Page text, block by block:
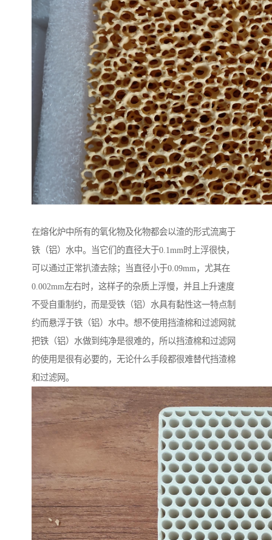
在熔化炉中所有的氧化物及化物都会以渣的形式流离于
铁（铝）水中。当它们的直径大于0.1mm时上浮很快，
可以通过正常扒渣去除；当直径小于0.09mm，尤其在
0.002mm左右时，这样子的杂质上浮慢，并且上升速度
不受自重制约，而是受铁（铝）水具有黏性这一特点制
约而悬浮于铁（铝）水中。想不使用挡渣棉和过滤网就
把铁（铝）水做到纯净是很难的，所以挡渣棉和过滤网
的使用是很有必要的，无论什么手段都很难替代挡渣棉
和过滤网。